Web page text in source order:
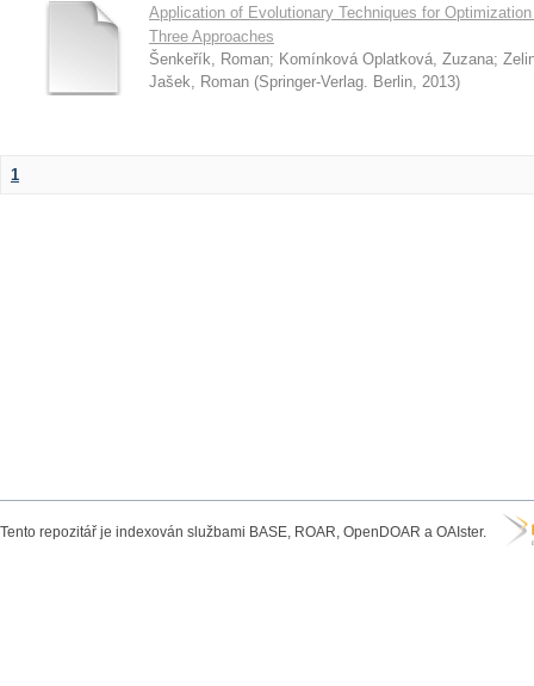
Application of Evolutionary Techniques for
Three Approaches
Šenkeřík, Roman; Komínková Oplatková, Zuzana;
Jašek, Roman (Springer-Verlag. Berlin, 2013)
1
Tento repozitář je indexován službami BASE, ROAR, OpenDOAR a OAIster.